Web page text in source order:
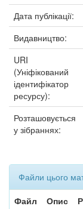
Дата публікації:
Видавництво:
URI
(Уніфікований
ідентифікатор
ресурсу):
Розташовується
у зібраннях:
Файли цього
Файл
Опис